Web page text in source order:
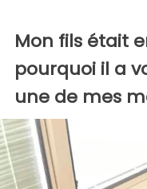
Mon fils était
pourquoi il a
une de mes